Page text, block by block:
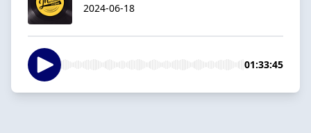
2024-06-18
01:33:45